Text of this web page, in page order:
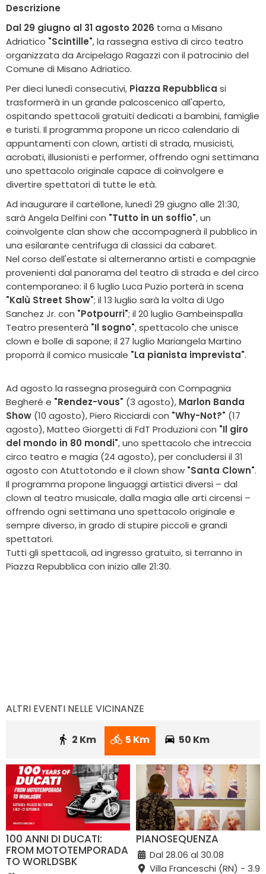
Descrizione
Dal 29 giugno al 31 agosto 2026 torna a Misano
Adriatico "Scintille", la rassegna estiva di circo teatro
organizzata da Arcipelago Ragazzi con il patrocinio del
Comune di Misano Adriatico.
Per dieci lunedì consecutivi, Piazza Repubblica si
trasformerà in un grande palcoscenico all'aperto,
ospitando spettacoli gratuiti dedicati a bambini, famiglie
e turisti. Il programma propone un ricco calendario di
appuntamenti con clown, artisti di strada, musicisti,
acrobati, illusionisti e performer, offrendo ogni settimana
uno spettacolo originale capace di coinvolgere e
divertire spettatori di tutte le età.
Ad inaugurare il cartellone, lunedì 29 giugno alle 21:30,
sarà Angela Delfini con "Tutto in un soffio", un
coinvolgente clan show che accompagnerà il pubblico in
una esilarante centrifuga di classici da cabaret.
Nel corso dell'estate si alterneranno artisti e compagnie
provenienti dal panorama del teatro di strada e del circo
contemporaneo: il 6 luglio Luca Puzio porterà in scena
"Kalù Street Show"; il 13 luglio sarà la volta di Ugo
Sanchez Jr. con "Potpourri"; il 20 luglio Gambeinspalla
Teatro presenterà "Il sogno", spettacolo che unisce
clown e bolle di sapone; il 27 luglio Mariangela Martino
proporrà il comico musicale "La pianista imprevista".
Ad agosto la rassegna proseguirà con Compagnia
Begheré e "Rendez-vous" (3 agosto), Marlon Banda
Show (10 agosto), Piero Ricciardi con "Why-Not?" (17
agosto), Matteo Giorgetti di FdT Produzioni con "Il giro
del mondo in 80 mondi", uno spettacolo che intreccia
circo teatro e magia (24 agosto), per concludersi il 31
agosto con Atuttotondo e il clown show "Santa Clown".
Il programma propone linguaggi artistici diversi – dal
clown al teatro musicale, dalla magia alle arti circensi –
offrendo ogni settimana uno spettacolo originale e
sempre diverso, in grado di stupire piccoli e grandi
spettatori.
Tutti gli spettacoli, ad ingresso gratuito, si terranno in
Piazza Repubblica con inizio alle 21:30.
ALTRI EVENTI NELLE VICINANZE
2 Km 5 Km 50 Km
100 ANNI DI DUCATI:
FROM MOTOTEMPORADA
TO WORLDSBK
PIANOSEQUENZA
Dal 28.06 al 30.08
Villa Franceschi (RN) - 3.9